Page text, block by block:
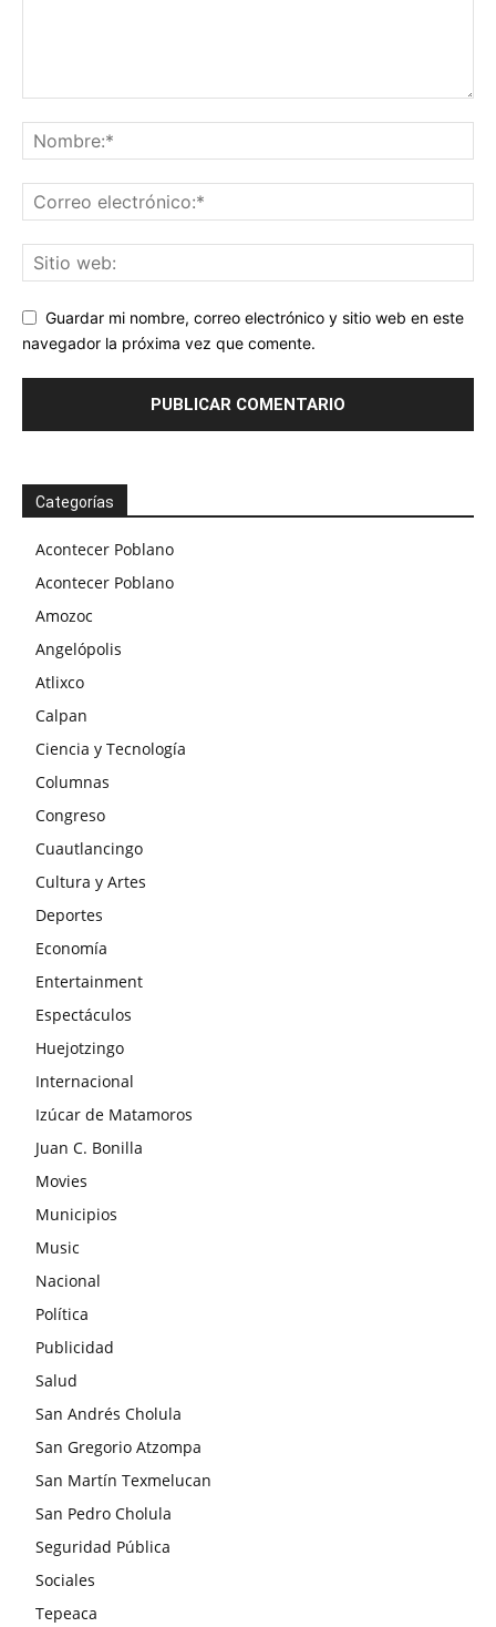
Guardar mi nombre, correo electrónico y sitio web en este
navegador la próxima vez que comente.
Categorías
Acontecer Poblano
Acontecer Poblano
Amozoc
Angelópolis
Atlixco
Calpan
Ciencia y Tecnología
Columnas
Congreso
Cuautlancingo
Cultura y Artes
Deportes
Economía
Entertainment
Espectáculos
Huejotzingo
Internacional
Izúcar de Matamoros
Juan C. Bonilla
Movies
Municipios
Music
Nacional
Política
Publicidad
Salud
San Andrés Cholula
San Gregorio Atzompa
San Martín Texmelucan
San Pedro Cholula
Seguridad Pública
Sociales
Tepeaca